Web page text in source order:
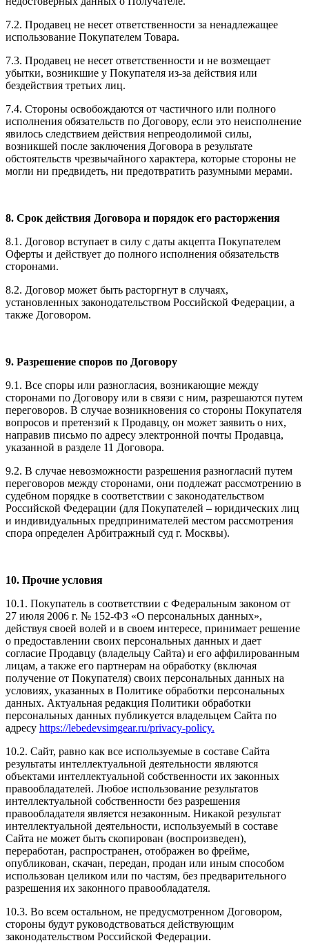
7.2. Продавец не несет ответственности за ненадлежащее
использование Покупателем Товара.
7.3. Продавец не несет ответственности и не возмещает
убытки, возникшие у Покупателя из-за действия или
бездействия третьих лиц.
7.4. Стороны освобождаются от частичного или полного
исполнения обязательств по Договору, если это неисполнение
явилось следствием действия непреодолимой силы,
возникшей после заключения Договора в результате
обстоятельств чрезвычайного характера, которые стороны не
могли ни предвидеть, ни предотвратить разумными мерами.
8. Срок действия Договора и порядок его расторжения
8.1. Договор вступает в силу с даты акцепта Покупателем
Оферты и действует до полного исполнения обязательств
сторонами.
8.2. Договор может быть расторгнут в случаях,
установленных законодательством Российской Федерации, а
также Договором.
9. Разрешение споров по Договору
9.1. Все споры или разногласия, возникающие между
сторонами по Договору или в связи с ним, разрешаются путем
переговоров. В случае возникновения со стороны Покупателя
вопросов и претензий к Продавцу, он может заявить о них,
направив письмо по адресу электронной почты Продавца,
указанной в разделе 11 Договора.
9.2. В случае невозможности разрешения разногласий путем
переговоров между сторонами, они подлежат рассмотрению в
судебном порядке в соответствии с законодательством
Российской Федерации (для Покупателей – юридических лиц
и индивидуальных предпринимателей местом рассмотрения
спора определен Арбитражный суд г. Москвы).
10. Прочие условия
10.1. Покупатель в соответствии с Федеральным законом от
27 июля 2006 г. № 152-ФЗ «О персональных данных»,
действуя своей волей и в своем интересе, принимает решение
о предоставлении своих персональных данных и дает
согласие Продавцу (владельцу Сайта) и его аффилированным
лицам, а также его партнерам на обработку (включая
получение от Покупателя) своих персональных данных на
условиях, указанных в Политике обработки персональных
данных. Актуальная редакция Политики обработки
персональных данных публикуется владельцем Сайта по
адресу https://lebedevsimgear.ru/privacy-policy.
10.2. Сайт, равно как все используемые в составе Сайта
результаты интеллектуальной деятельности являются
объектами интеллектуальной собственности их законных
правообладателей. Любое использование результатов
интеллектуальной собственности без разрешения
правообладателя является незаконным. Никакой результат
интеллектуальной деятельности, используемый в составе
Сайта не может быть скопирован (воспроизведен),
переработан, распространен, отображен во фрейме,
опубликован, скачан, передан, продан или иным способом
использован целиком или по частям, без предварительного
разрешения их законного правообладателя.
10.3. Во всем остальном, не предусмотренном Договором,
стороны будут руководствоваться действующим
законодательством Российской Федерации.